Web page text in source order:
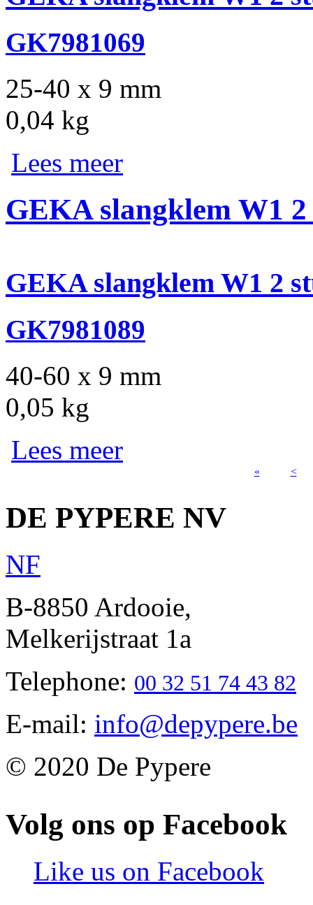
GK7981069
25-40 x 9 mm
0,04 kg
Lees meer
GEKA slangklem W1
GEKA slangklem W1 2
GK7981089
40-60 x 9 mm
0,05 kg
Lees meer
« <
DE PYPERE NV
NF
B-8850 Ardooie,
Melkerijstraat 1a
Telephone: 00 32 51 74 43 82
E-mail: info@depypere.be
© 2020 De Pypere
Volg ons op Facebook
Like us on Facebook